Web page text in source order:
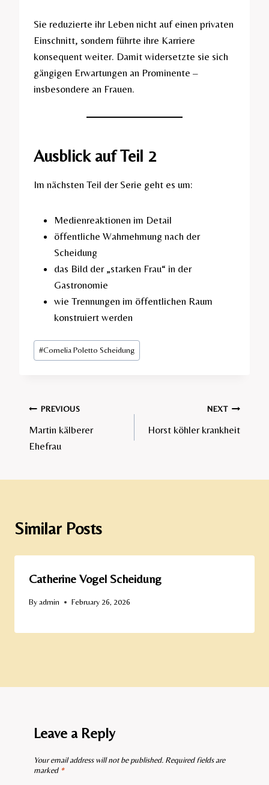
Sie reduzierte ihr Leben nicht auf einen privaten
Einschnitt, sondern führte ihre Karriere
konsequent weiter. Damit widersetzte sie sich
gängigen Erwartungen an Prominente –
insbesondere an Frauen.
Ausblick auf Teil 2
Im nächsten Teil der Serie geht es um:
Medienreaktionen im Detail
öffentliche Wahrnehmung nach der
Scheidung
das Bild der „starken Frau“ in der
Gastronomie
wie Trennungen im öffentlichen Raum
konstruiert werden
Post
Tags:
#Cornelia Poletto Scheidung​
Post
navigation
PREVIOUS
Martin kälberer
Ehefrau​
NEXT
Horst köhler krankheit​
Similar Posts
Catherine Vogel Scheidung
Byadmin February 26, 2026
Leave a Reply
Your email address will not be published. Required fields are
marked *